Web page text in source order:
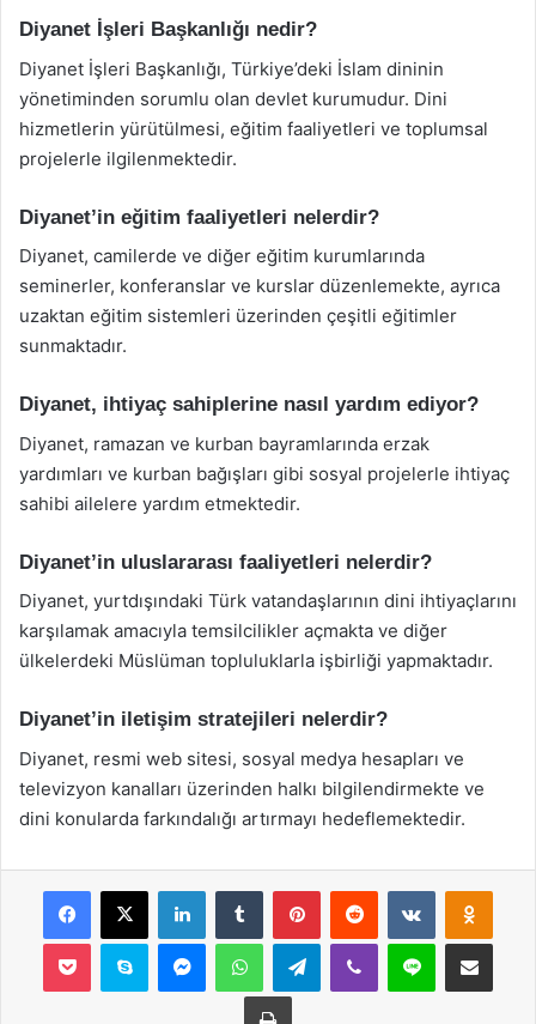
Diyanet İşleri Başkanlığı nedir?
Diyanet İşleri Başkanlığı, Türkiye’deki İslam dininin
yönetiminden sorumlu olan devlet kurumudur. Dini
hizmetlerin yürütülmesi, eğitim faaliyetleri ve toplumsal
projelerle ilgilenmektedir.
Diyanet’in eğitim faaliyetleri nelerdir?
Diyanet, camilerde ve diğer eğitim kurumlarında
seminerler, konferanslar ve kurslar düzenlemekte, ayrıca
uzaktan eğitim sistemleri üzerinden çeşitli eğitimler
sunmaktadır.
Diyanet, ihtiyaç sahiplerine nasıl yardım ediyor?
Diyanet, ramazan ve kurban bayramlarında erzak
yardımları ve kurban bağışları gibi sosyal projelerle ihtiyaç
sahibi ailelere yardım etmektedir.
Diyanet’in uluslararası faaliyetleri nelerdir?
Diyanet, yurtdışındaki Türk vatandaşlarının dini ihtiyaçlarını
karşılamak amacıyla temsilcilikler açmakta ve diğer
ülkelerdeki Müslüman topluluklarla işbirliği yapmaktadır.
Diyanet’in iletişim stratejileri nelerdir?
Diyanet, resmi web sitesi, sosyal medya hesapları ve
televizyon kanalları üzerinden halkı bilgilendirmekte ve
dini konularda farkındalığı artırmayı hedeflemektedir.
Facebook
X LinkedInTumblr PinterestReddit VKontakte
Pocket Skype MessengerWhatsAppTelegramViber Line E-Posta ile
Yazdır